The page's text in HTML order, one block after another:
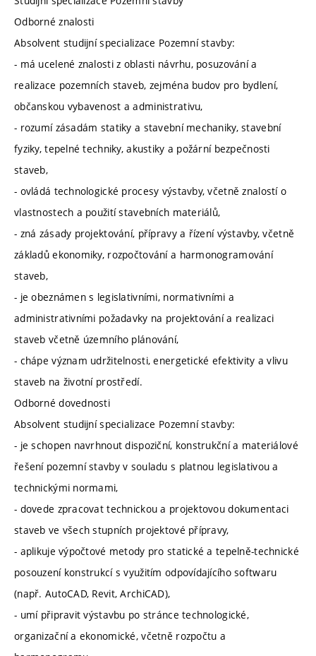
Odborné znalosti
Absolvent studijní specializace Pozemní stavby:
- má ucelené znalosti z oblasti návrhu, posuzování a
realizace pozemních staveb, zejména budov pro bydlení,
občanskou vybavenost a administrativu,
- rozumí zásadám statiky a stavební mechaniky, stavební
fyziky, tepelné techniky, akustiky a požární bezpečnosti
staveb,
- ovládá technologické procesy výstavby, včetně znalostí o
vlastnostech a použití stavebních materiálů,
- zná zásady projektování, přípravy a řízení výstavby, včetně
základů ekonomiky, rozpočtování a harmonogramování
staveb,
- je obeznámen s legislativními, normativními a
administrativními požadavky na projektování a realizaci
staveb včetně územního plánování,
- chápe význam udržitelnosti, energetické efektivity a vlivu
staveb na životní prostředí.
Odborné dovednosti
Absolvent studijní specializace Pozemní stavby:
- je schopen navrhnout dispoziční, konstrukční a materiálové
řešení pozemní stavby v souladu s platnou legislativou a
technickými normami,
- dovede zpracovat technickou a projektovou dokumentaci
staveb ve všech stupních projektové přípravy,
- aplikuje výpočtové metody pro statické a tepelně-technické
posouzení konstrukcí s využitím odpovídajícího softwaru
(např. AutoCAD, Revit, ArchiCAD),
- umí připravit výstavbu po stránce technologické,
organizační a ekonomické, včetně rozpočtu a